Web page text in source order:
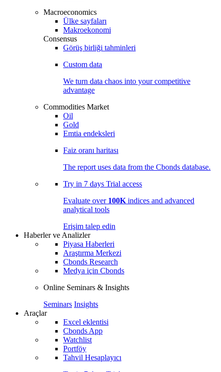
Macroeconomics
Ülke sayfaları
Makroekonomi
Consensus
Görüş birliği tahminleri
Custom data
We turn data chaos into your competitive
advantage
Commodities Market
Oil
Gold
Emtia endeksleri
Faiz oranı haritası
The report uses data from the Cbonds database.
Try in 7 days Trial access
Evaluate over 100K indices and advanced
analytical tools
Erişim talep edin
Haberler ve Analizler
Piyasa Haberleri
Araştırma Merkezi
Cbonds Research
Medya için Cbonds
Online Seminars & Insights
Seminars Insights
Araçlar
Excel eklentisi
Cbonds App
Watchlist
Portföy
Tahvil Hesaplayıcı